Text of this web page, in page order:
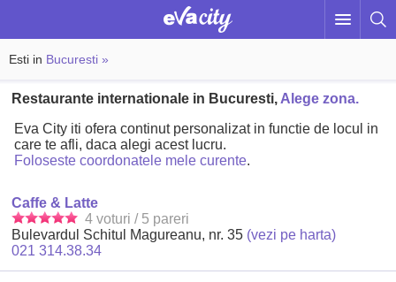
Esti in Bucuresti »
Restaurante internationale in Bucuresti, Alege zona.
Eva City iti ofera continut personalizat in functie de locul in
care te afli, daca alegi acest lucru.
Foloseste coordonatele mele curente.
Caffe & Latte
4 voturi / 5 pareri
Bulevardul Schitul Magureanu, nr. 35 (vezi pe harta)
021 314.38.34